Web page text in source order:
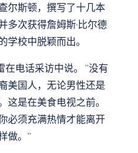
尔斯顿，撰写了十几本
多次获得詹姆斯·比尔德
学校中脱颖而出。
在电话采访中说。 “没有
美国人，无论男性还是
这是在美食电视之前。
必须充满热情才能离开
做。”